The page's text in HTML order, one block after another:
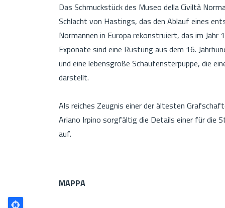
Das Schmuckstück des Museo della Civiltà
Schlacht von Hastings, das den Ablauf eines
Normannen in Europa rekonstruiert, das im
Exponate sind eine Rüstung aus dem 16.
und eine lebensgroße Schaufensterpuppe, die
darstellt.
Als reiches Zeugnis einer der ältesten
Ariano Irpino sorgfältig die Details einer für die
auf.
MAPPA
Poligono